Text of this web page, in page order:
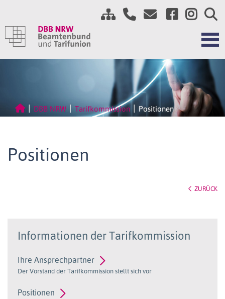
DBB NRW Tarifkommission Positionen
Positionen
ZURÜCK
Informationen der Tarifkommission
Ihre Ansprechpartner
Der Vorstand der Tarifkommission stellt sich vor
Positionen